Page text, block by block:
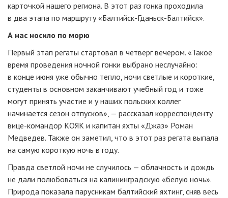
карточкой нашего региона. В этот раз гонка проходила
в два этапа по маршруту «Балтийск-Гданьск-Балтийск».
А нас носило по морю
Первый этап регаты стартовал в четверг вечером. «Такое
время проведения ночной гонки выбрано неслучайно:
в конце июня уже обычно тепло, ночи светлые и короткие,
студенты в основном заканчивают учебный год и тоже
могут принять участие и у наших польских коллег
начинается сезон отпусков», — рассказал корреспонденту
вице-командор КОЯК и капитан яхты «Джаз» Роман
Медведев. Также он заметил, что в этот раз регата выпала
на самую короткую ночь в году.
Правда светлой ночи не случилось — облачность и дождь
не дали полюбоваться на калининградскую «белую ночь».
Природа показала парусникам балтийский яхтинг, сняв весь